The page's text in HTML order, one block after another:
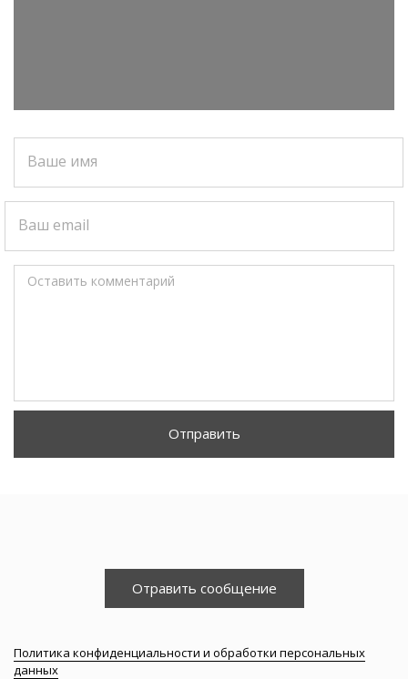
Ваше имя
Ваш email
Оставить комментарий
Отправить
Отравить сообщение
Политика конфиденциальности и обработки персональных
данных